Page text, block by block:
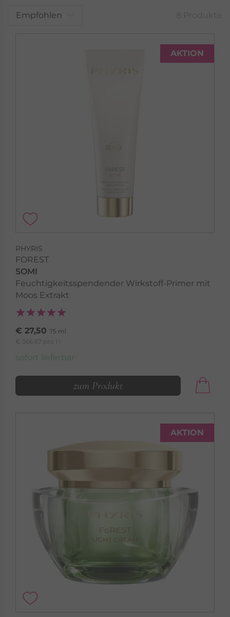
Empfohlen
AKTION
PHYRIS
FOREST
SOMI
Feuchtigkeitsspendender Wirkstoff-Primer mit
Moos Extrakt
€ 27,50 75 ml
€ 366,67 pro 1 l
sofort lieferbar
zum Produkt
AKTION